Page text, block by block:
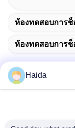
ห้องทดสอบการ
ห้องทดสอบการ
Haida